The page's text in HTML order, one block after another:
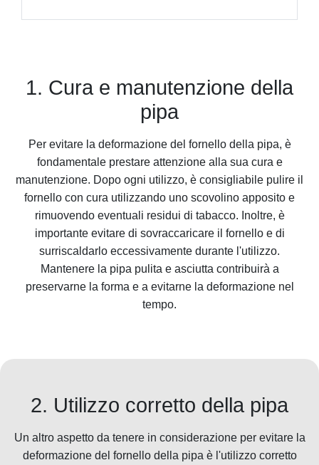
1. Cura e manutenzione della
pipa
Per evitare la deformazione del fornello della pipa, è
fondamentale prestare attenzione alla sua cura e
manutenzione. Dopo ogni utilizzo, è consigliabile pulire il
fornello con cura utilizzando uno scovolino apposito e
rimuovendo eventuali residui di tabacco. Inoltre, è
importante evitare di sovraccaricare il fornello e di
surriscaldarlo eccessivamente durante l'utilizzo.
Mantenere la pipa pulita e asciutta contribuirà a
preservarne la forma e a evitarne la deformazione nel
tempo.
2. Utilizzo corretto della pipa
Un altro aspetto da tenere in considerazione per evitare la
deformazione del fornello della pipa è l'utilizzo corretto